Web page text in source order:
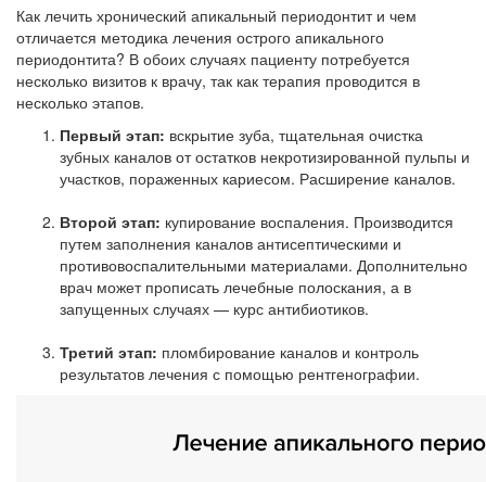
Как лечить хронический апикальный периодонтит и чем
отличается методика лечения острого апикального
периодонтита? В обоих случаях пациенту потребуется
несколько визитов к врачу, так как терапия проводится в
несколько этапов.
Первый этап: вскрытие зуба, тщательная очистка
зубных каналов от остатков некротизированной пульпы и
участков, пораженных кариесом. Расширение каналов.
Второй этап: купирование воспаления. Производится
путем заполнения каналов антисептическими и
противовоспалительными материалами. Дополнительно
врач может прописать лечебные полоскания, а в
запущенных случаях — курс антибиотиков.
Третий этап: пломбирование каналов и контроль
результатов лечения с помощью рентгенографии.